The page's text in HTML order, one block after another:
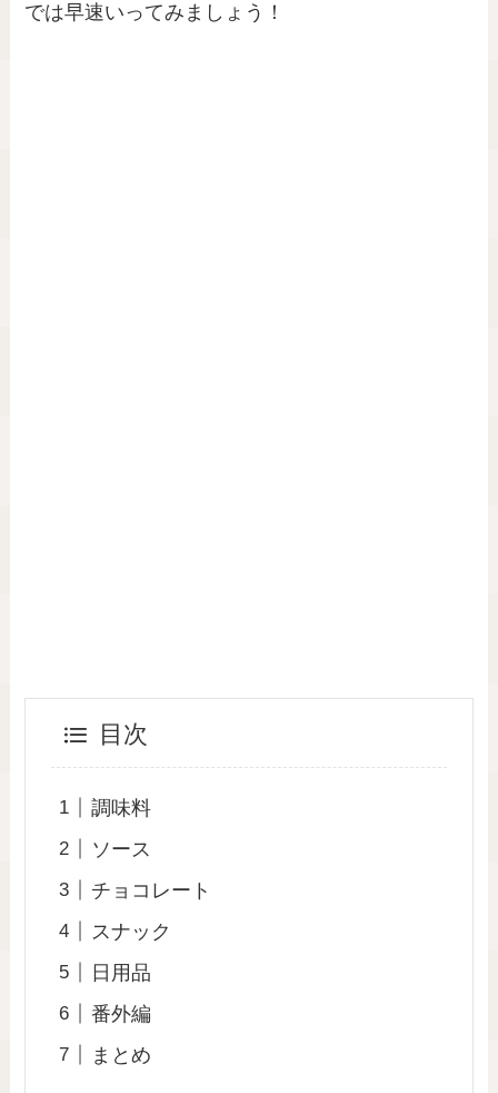
では早速いってみましょう！
目次
調味料
ソース
チョコレート
スナック
日用品
番外編
まとめ